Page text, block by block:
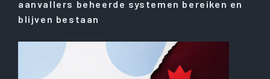
aanvallers beheerde systemen bereiken en
blijven bestaan